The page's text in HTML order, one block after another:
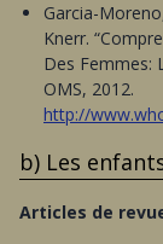
Garcia-
Knerr.
Des Femmes:
OMS, 2012.
http://
b) Les
Articles de